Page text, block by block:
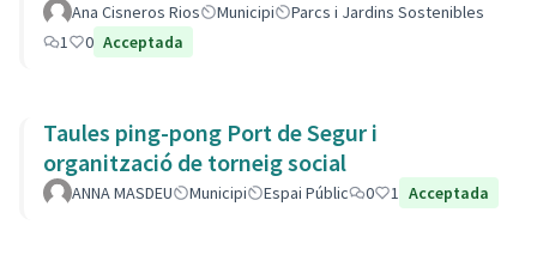
Ana Cisneros Rios Municipi
Parcs i Jardins Sostenibles
1
0 Acceptada
Taules ping-pong Port de Segur i
organització de torneig social
ANNA MASDEU Municipi Espai Públic 0 1 Acceptada